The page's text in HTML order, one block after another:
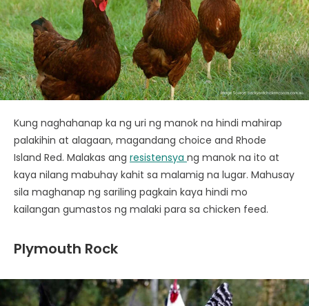
Kung naghahanap ka ng uri ng manok na hindi mahirap
palakihin at alagaan, magandang choice and Rhode
Island Red. Malakas ang resistensya ng manok na ito at
kaya nilang mabuhay kahit sa malamig na lugar. Mahusay
sila maghanap ng sariling pagkain kaya hindi mo
kailangan gumastos ng malaki para sa chicken feed.
Plymouth Rock